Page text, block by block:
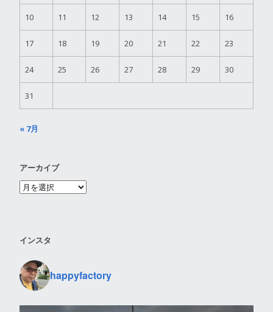
10 11 12 13 14 15 16
17 18 19 20 21 22 23
24 25 26 27 28 29 30
31
« 7月
アーカイブ
インスタ
happyfactory